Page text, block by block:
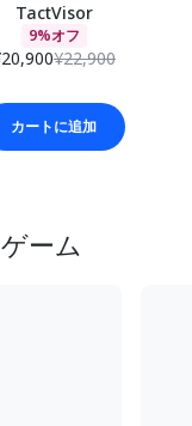
TactVisor
9%オフ
¥22,900
カートに追加
ーム